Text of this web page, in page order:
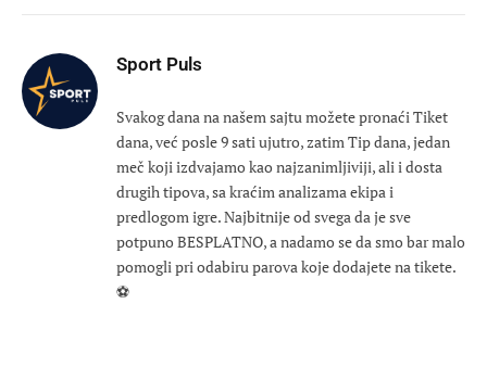
Sport Puls
Svakog dana na našem sajtu možete pronaći Tiket
dana, već posle 9 sati ujutro, zatim Tip dana, jedan
meč koji izdvajamo kao najzanimljiviji, ali i dosta
drugih tipova, sa kraćim analizama ekipa i
predlogom igre. Najbitnije od svega da je sve
potpuno BESPLATNO, a nadamo se da smo bar malo
pomogli pri odabiru parova koje dodajete na tikete.
⚽